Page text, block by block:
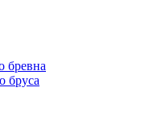
бревна
бруса